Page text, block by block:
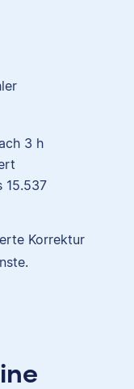
3 h
15.537
Korrektur
Musikerziehung
Korrektorin für